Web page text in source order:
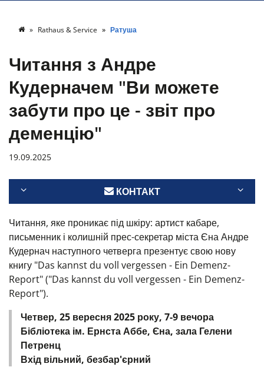
Rathaus & Service Ратуша
Читання з Андре
Кудерначем "Ви можете
забути про це - звіт про
деменцію"
19.09.2025
КОНТАКТ
Читання, яке проникає під шкіру: артист кабаре,
письменник і колишній прес-секретар міста Єна Андре
Кудернач наступного четверга презентує свою нову
книгу "Das kannst du voll vergessen - Ein Demenz-
Report" ("Das kannst du voll vergessen - Ein Demenz-
Report").
Четвер, 25 вересня 2025 року, 7-9 вечора
Бібліотека ім. Ернста Аббе, Єна, зала Гелени
Петренц
Вхід вільний, безбар'єрний